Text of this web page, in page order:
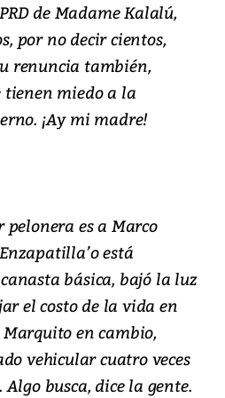
de Madame Kalalú,
por no decir cientos,
renuncia también,
tienen miedo a la
¡Ay mi madre!
es a Marco
está
básica, bajó la luz
el costo de la vida en
en cambio,
vehicular cuatro veces
busca, dice la gente.